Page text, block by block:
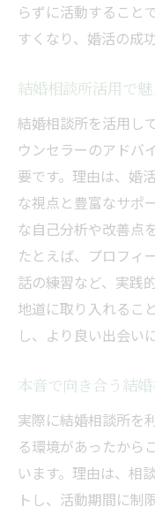
らずに活動すること
すくなり、婚活の成
結婚相談所活用で
結婚相談所を活用し
ウンセラーのアドバ
要です。理由は、婚
な視点と豊富なサポ
な自己分析や改善点
たとえば、プロフィ
話の練習など、実践
地道に取り入れるこ
し、より良い出会い
本音で向き合う結
実際に結婚相談所を
る環境があったから
います。理由は、相
トし、活動期間に制